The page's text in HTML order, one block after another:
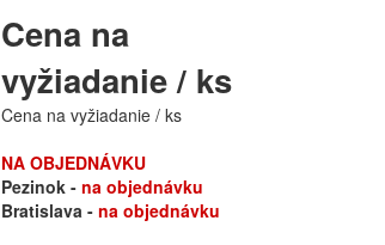
Cena na
vyžiadanie / ks
Cena na vyžiadanie / ks
NA OBJEDNÁVKU
Pezinok - na objednávku
Bratislava - na objednávku